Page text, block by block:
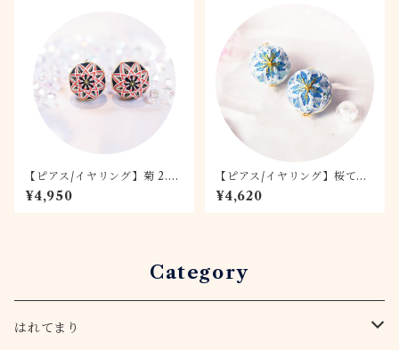
【ピアス/イヤリング】菊 2.0c
mてまり 鶴
¥4,950
【ピアス/イヤリング】桜てま
り -空桜- 1.5
¥4,620
Category
はれてまり